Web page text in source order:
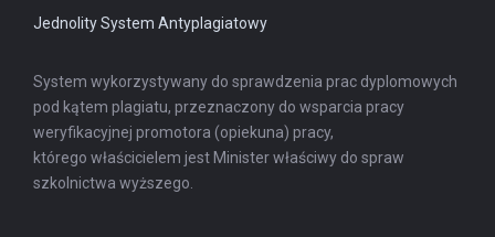
Jednolity System Antyplagiatowy
System wykorzystywany do sprawdzenia prac dyplomowych
pod kątem plagiatu, przeznaczony do wsparcia pracy
weryfikacyjnej promotora (opiekuna) pracy,
którego właścicielem jest Minister właściwy do spraw
szkolnictwa wyższego.